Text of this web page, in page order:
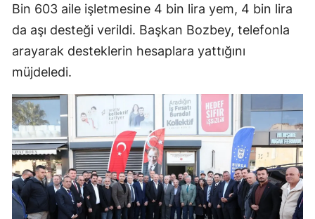
Bin 603 aile işletmesine 4 bin lira yem, 4 bin lira
da aşı desteği verildi. Başkan Bozbey, telefonla
arayarak desteklerin hesaplara yattığını
müjdeledi.